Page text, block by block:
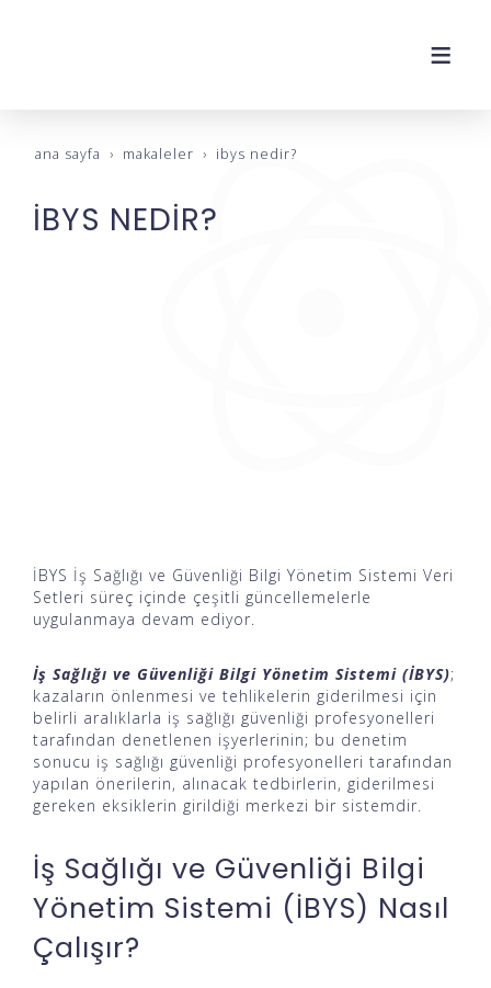
ana sayfa makaleler i̇bys nedi̇r?
İBYS NEDİR?
İBYS İş Sağlığı ve Güvenliği Bilgi Yönetim Sistemi Veri
Setleri süreç içinde çeşitli güncellemelerle
uygulanmaya devam ediyor.
İş Sağlığı ve Güvenliği Bilgi Yönetim Sistemi (İBYS);
kazaların önlenmesi ve tehlikelerin giderilmesi için
belirli aralıklarla iş sağlığı güvenliği profesyonelleri
tarafından denetlenen işyerlerinin; bu denetim
sonucu iş sağlığı güvenliği profesyonelleri tarafından
yapılan önerilerin, alınacak tedbirlerin, giderilmesi
gereken eksiklerin girildiği merkezi bir sistemdir.
İş Sağlığı ve Güvenliği Bilgi
Yönetim Sistemi (İBYS) Nasıl
Çalışır?